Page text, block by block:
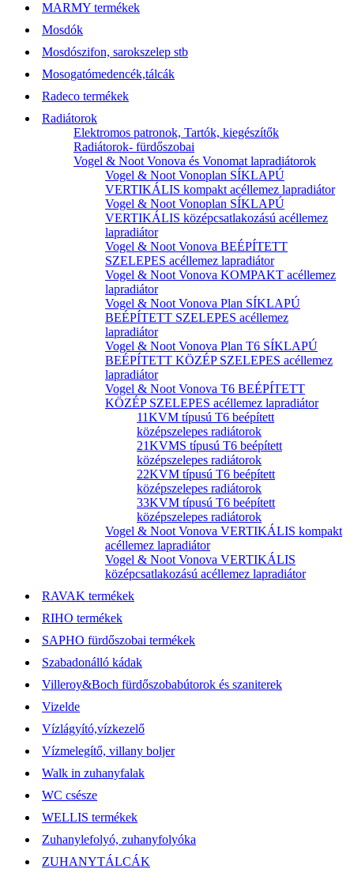
MARMY termékek
Mosdók
Mosdószifon, sarokszelep stb
Mosogatómedencék,tálcák
Radeco termékek
Radiátorok
Elektromos patronok, Tartók, kiegészítők
Radiátorok- fürdőszobai
Vogel & Noot Vonova és Vonomat lapradiátorok
Vogel & Noot Vonoplan SÍKLAPÚ
VERTIKÁLIS kompakt acéllemez lapradiátor
Vogel & Noot Vonoplan SÍKLAPÚ
VERTIKÁLIS középcsatlakozású acéllemez
lapradiátor
Vogel & Noot Vonova BEÉPÍTETT
SZELEPES acéllemez lapradiátor
Vogel & Noot Vonova KOMPAKT acéllemez
lapradiátor
Vogel & Noot Vonova Plan SÍKLAPÚ
BEÉPÍTETT SZELEPES acéllemez
lapradiátor
Vogel & Noot Vonova Plan T6 SÍKLAPÚ
BEÉPÍTETT KÖZÉP SZELEPES acéllemez
lapradiátor
Vogel & Noot Vonova T6 BEÉPÍTETT
KÖZÉP SZELEPES acéllemez lapradiátor
11KVM típusú T6 beépített
középszelepes radiátorok
21KVMS típusú T6 beépített
középszelepes radiátorok
22KVM típusú T6 beépített
középszelepes radiátorok
33KVM típusú T6 beépített
középszelepes radiátorok
Vogel & Noot Vonova VERTIKÁLIS kompakt
acéllemez lapradiátor
Vogel & Noot Vonova VERTIKÁLIS
középcsatlakozású acéllemez lapradiátor
RAVAK termékek
RIHO termékek
SAPHO fürdőszobai termékek
Szabadonálló kádak
Villeroy&Boch fürdőszobabútorok és szaniterek
Vizelde
Vízlágyító,vízkezelő
Vízmelegítő, villany boljer
Walk in zuhanyfalak
WC csésze
WELLIS termékek
Zuhanylefolyó, zuhanyfolyóka
ZUHANYTÁLCÁK